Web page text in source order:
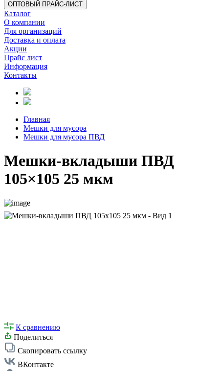
ОПТОВЫЙ ПРАЙС-ЛИСТ
Каталог
О компании
Для организаций
Доставка и оплата
Акции
Прайс лист
Информация
Контакты
Главная
Мешки для мусора
Мешки для мусора ПВД
Мешки-вкладыши ПВД
105×105 25 мкм
К сравнению
Поделиться
Скопировать ссылку
ВКонтакте